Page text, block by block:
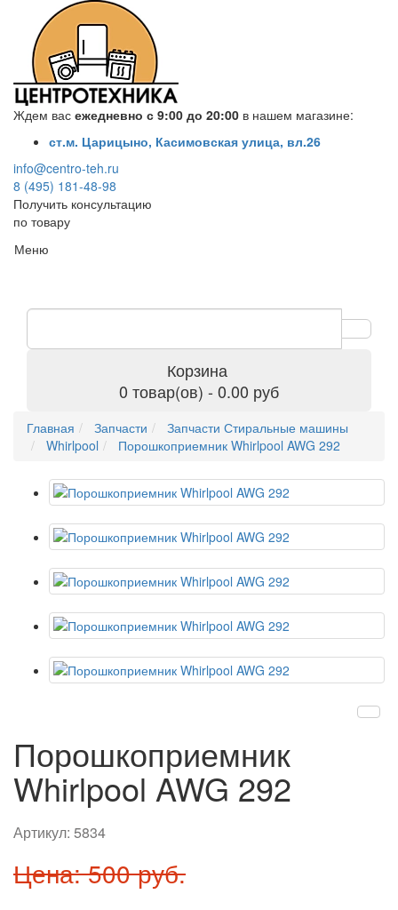
Ждем вас ежедневно с 9:00 до 20:00 в нашем магазине:
ст.м. Царицыно, Касимовская улица, вл.26
info@centro-teh.ru
8 (495) 181-48-98
Получить консультацию
по товару
Меню
Корзина
0 товар(ов) - 0.00 руб
Главная Запчасти
Запчасти Стиральные машины
Whirlpool
Порошкоприемник Whirlpool AWG 292
Порошкоприемник
Whirlpool AWG 292
Артикул: 5834
Цена: 500 руб.